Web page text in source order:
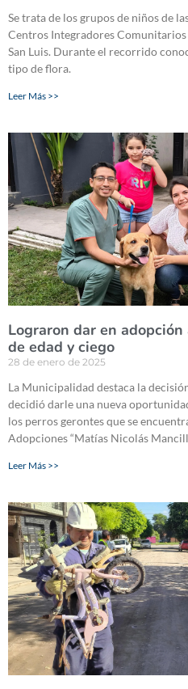
Se trata de los grupos de niños de
Centros Integradores
San Luis. Durante el recorrido
tipo de flora.
Leer Más >>
Lograron dar en
de edad y ciego
28 de enero de 2025
La Municipalidad destaca la
decidió darle una nueva
los perros gerontes que se
Adopciones “Matías Nicolás
Leer Más >>